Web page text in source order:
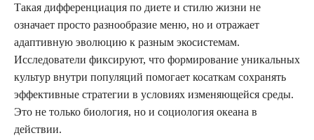
Такая дифференциация по диете и стилю жизни не
означает просто разнообразие меню, но и отражает
адаптивную эволюцию к разным экосистемам.
Исследователи фиксируют, что формирование уникальных
культур внутри популяций помогает косаткам сохранять
эффективные стратегии в условиях изменяющейся среды.
Это не только биология, но и социология океана в
действии.